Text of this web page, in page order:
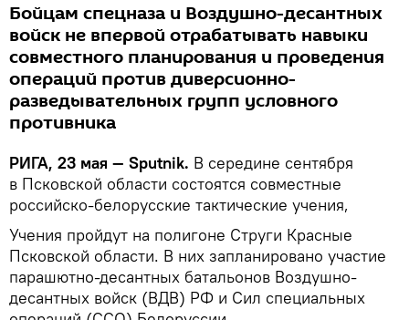
Бойцам спецназа и Воздушно-десантных
войск не впервой отрабатывать навыки
совместного планирования и проведения
операций против диверсионно-
разведывательных групп условного
противника
РИГА, 23 мая — Sputnik. В середине сентября
в Псковской области состоятся совместные
российско-белорусские тактические учения,
Учения пройдут на полигоне Струги Красные
Псковской области. В них запланировано участие
парашютно-десантных батальонов Воздушно-
десантных войск (ВДВ) РФ и Сил специальных